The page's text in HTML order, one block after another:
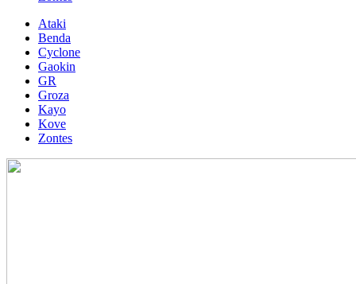
Ataki
Benda
Cyclone
Gaokin
GR
Groza
Kayo
Kove
Zontes